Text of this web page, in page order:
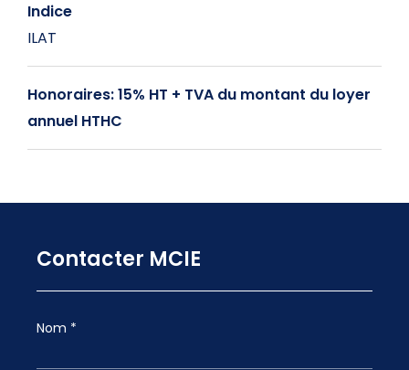
Indice
ILAT
Honoraires: 15% HT + TVA du montant du loyer
annuel HTHC
Contacter MCIE
Nom *